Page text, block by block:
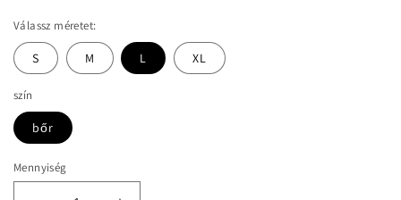
Válassz méretet:
S M L XL
szín
bőr
Mennyiség